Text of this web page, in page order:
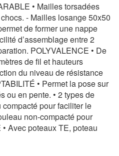
• Mailles torsadées
- Mailles losange 50x50
de former une nappe
d’assemblage entre 2
POLYVALENCE • De
de fil et hauteurs
du niveau de résistance
• Permet la pose sur
ou en pente. • 2 types de
pour faciliter le
non-compacté pour
Avec poteaux TE, poteau